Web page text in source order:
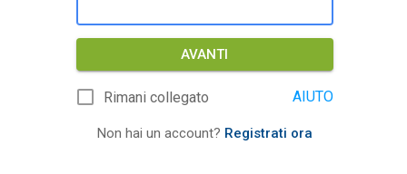
AVANTI
Rimani collegato AIUTO
Non hai un account? Registrati ora